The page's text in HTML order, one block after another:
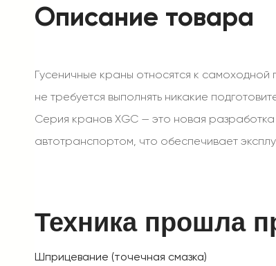
Описание товара
Гусеничные краны относятся к
не требуется выполнять никакие
Серия кранов XGC — это новая
автотранспортом, что обеспечивает
Техника прошла
Шприцевание (точечная смазка)